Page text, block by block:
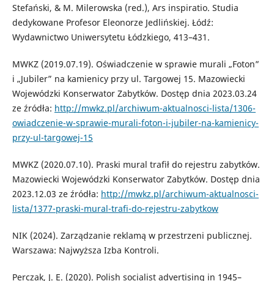
Stefański, & M. Milerowska (red.), Ars inspiratio. Studia
dedykowane Profesor Eleonorze Jedlińskiej. Łódź:
Wydawnictwo Uniwersytetu Łódzkiego, 413–431.
MWKZ (2019.07.19). Oświadczenie w sprawie murali „Foton”
i „Jubiler” na kamienicy przy ul. Targowej 15. Mazowiecki
Wojewódzki Konserwator Zabytków. Dostęp dnia 2023.03.24
ze źródła: http://mwkz.pl/archiwum-aktualnosci-lista/1306-
owiadczenie-w-sprawie-murali-foton-i-jubiler-na-kamienicy-
przy-ul-targowej-15
MWKZ (2020.07.10). Praski mural trafił do rejestru zabytków.
Mazowiecki Wojewódzki Konserwator Zabytków. Dostęp dnia
2023.12.03 ze źródła: http://mwkz.pl/archiwum-aktualnosci-
lista/1377-praski-mural-trafi-do-rejestru-zabytkow
NIK (2024). Zarządzanie reklamą w przestrzeni publicznej.
Warszawa: Najwyższa Izba Kontroli.
Perczak, J. E. (2020). Polish socialist advertising in 1945–